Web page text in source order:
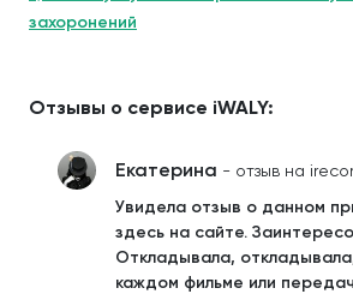
захоронений
Отзывы о сервисе iWALY:
Екатерина - отзыв на
Увидела отзыв о данном
здесь на сайте.
Откладывала,
каждом фильме или